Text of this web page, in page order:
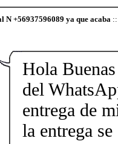
N +56937596089 ya que acaba
Hola
del
entrega de
la entrega